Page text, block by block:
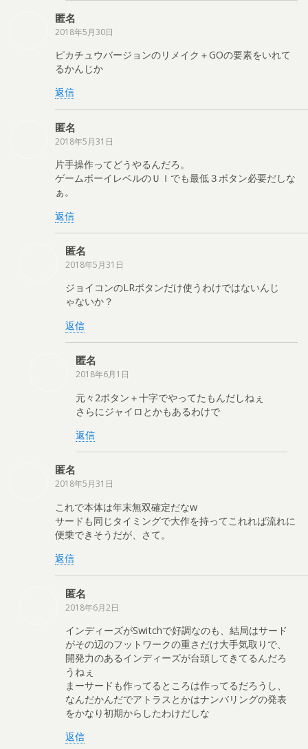
匿名
2018年5月30日
ピカチュウバージョンのリメイク＋GOの要素をいれて
るかんじか
返信
匿名
2018年5月31日
片手操作ってどうやるんだろ。
ゲームボーイレベルのＵＩでも最低３ボタン必要だしな
ぁ。
返信
匿名
2018年5月31日
ジョイコンのLRボタンだけ使うわけではないんじ
ゃないか？
返信
匿名
2018年6月1日
元々2ボタン＋十字でやってたもんだしねぇ
さらにジャイロとかもあるわけで
返信
匿名
2018年5月31日
これで本体は年末無双確定だなw
サードも同じタイミングで大作を持ってこれれば流れに
便乗できそうだが、さて。
返信
匿名
2018年6月2日
インディーズがSwitchで好調なのも、結局はサード
がその辺のフットワークの重さだけ大手気取りで、
開発力のあるインディーズが台頭してきてるんだろ
うねぇ
まーサードも作ってるところは作ってるだろうし、
なんだかんだでアトラスとかはナンバリングの発表
をかなり初期からしたわけだしな
返信